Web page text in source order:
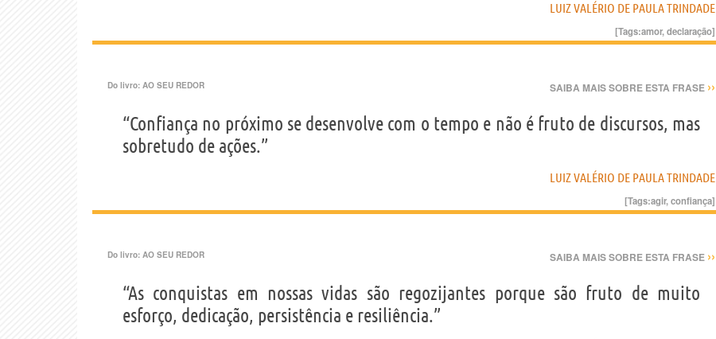
LUIZ VALÉRIO DE PAULA TRINDADE
[Tags:amor,declaração]
Do livro: AO SEU REDOR SAIBA MAIS SOBRE ESTA FRASE ››
“Confiança no próximo se desenvolve com o tempo e não é fruto de discursos, mas
sobretudo de ações.”
LUIZ VALÉRIO DE PAULA TRINDADE
[Tags:agir,confiança]
Do livro: AO SEU REDOR SAIBA MAIS SOBRE ESTA FRASE ››
“As conquistas em nossas vidas são regozijantes porque são fruto de muito
esforço, dedicação, persistência e resiliência.”